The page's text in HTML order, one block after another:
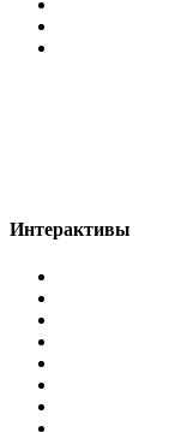
Интерактивы